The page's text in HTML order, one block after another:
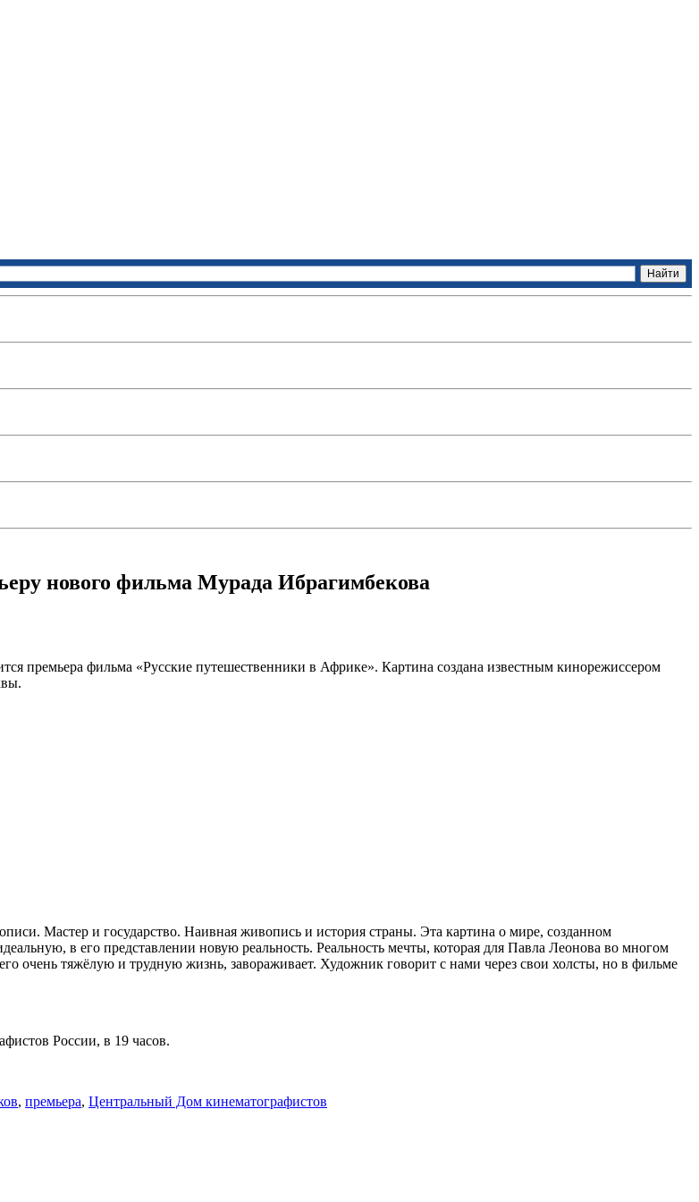
нового фильма Мурада Ибрагимбекова
премьера фильма «Русские путешественники в Африке». Картина создана известным кинорежиссером
Мастер и государство. Наивная живопись и история страны. Эта картина о мире, созданном
в его представлении новую реальность. Реальность мечты, которая для Павла Леонова во многом
очень тяжёлую и трудную жизнь, завораживает. Художник говорит с нами через свои холсты, но в фильме
России, в 19 часов.
, премьера, Центральный Дом кинематографистов